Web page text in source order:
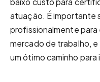
atuação. É importante
profissionalmente para
mercado de trabalho,
um ótimo caminho para